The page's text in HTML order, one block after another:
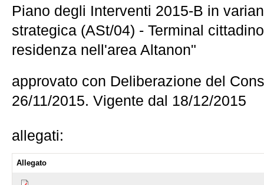
Piano degli Interventi 2015-B in
strategica (ASt/04) - Terminal
residenza nell'area Altanon"
approvato con Deliberazione del
26/11/2015. Vigente dal 18/12/2015
allegati:
Allegato